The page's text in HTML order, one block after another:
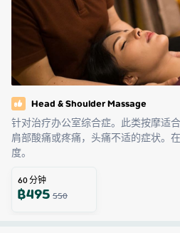
Head & Shoulder Massage
针对治疗办公室综合症。此类按摩适
肩部酸痛或疼痛，头痛不适的症状。
度。
60分钟
฿495550